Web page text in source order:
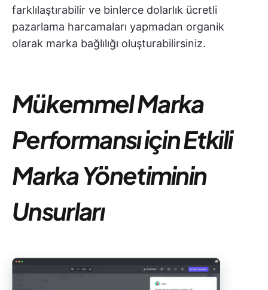
farklılaştırabilir ve binlerce dolarlık ücretli
pazarlama harcamaları yapmadan organik
olarak marka bağlılığı oluşturabilirsiniz.
Mükemmel Marka
Performansı için Etkili
Marka Yönetiminin
Unsurları